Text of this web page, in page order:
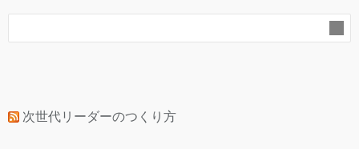
次世代リーダーのつくり方